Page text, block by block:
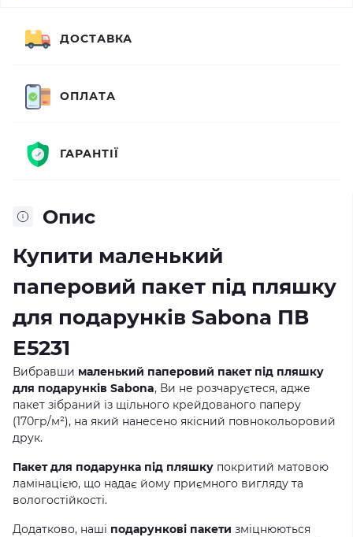
Опис
Купити маленький
паперовий пакет під пляшку
для подарунків Sabona ПВ
Е5231
Вибравши маленький паперовий пакет під пляшку
для подарунків Sabona, Ви не розчаруєтеся, адже
пакет зібраний із щільного крейдованого паперу
(170гр/м²), на який нанесено якісний повнокольоровий
друк.
Пакет для подарунка під пляшку покритий матовою
ламінацією, що надає йому приємного вигляду та
вологостійкості.
Додатково, наші подарункові пакети зміцнюються
ДОСТАВКА
ОПЛАТА
ГАРАНТІЇ